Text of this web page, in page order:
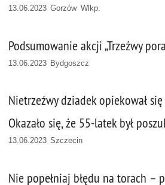
13.06.2023 Gorzów Wlkp.
Podsumowanie akcji „Trzeźwy
13.06.2023 Bydgoszcz
Nietrzeźwy dziadek opiekował
Okazało się, że 55-latek był
13.06.2023 Szczecin
Nie popełniaj błędu na torach –